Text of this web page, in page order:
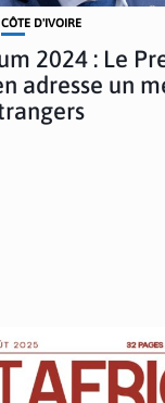
CÔTE D'IVOIRE
2024 : Le
adresse un